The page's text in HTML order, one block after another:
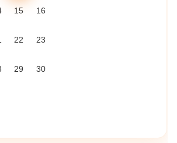
15 16
22 23
29 30